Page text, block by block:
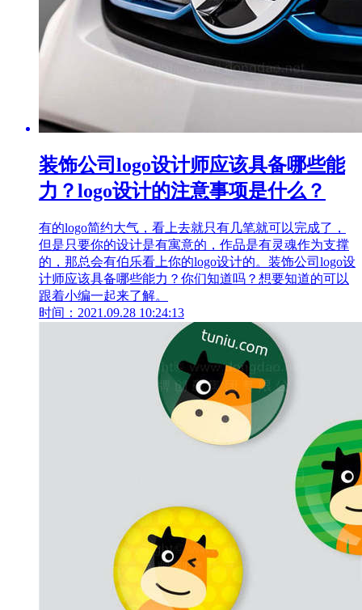
装饰公司logo设计师应该具备哪些能
力？logo设计的注意事项是什么？
有的logo简约大气，看上去就只有几笔就可以完成了，
但是只要你的设计是有寓意的，作品是有灵魂作为支撑
的，那总会有伯乐看上你的logo设计的。装饰公司logo设
计师应该具备哪些能力？你们知道吗？想要知道的可以
跟着小编一起来了解。
时间：2021.09.28 10:24:13